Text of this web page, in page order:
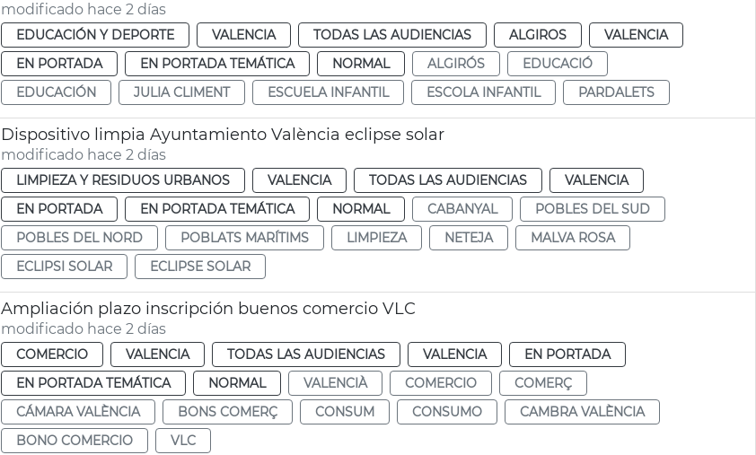
modificado hace 2 días
EDUCACIÓN Y DEPORTE VALENCIA TODAS LAS AUDIENCIAS ALGIROS
VALENCIA
EN PORTADA
EN PORTADA TEMÁTICA NORMAL ALGIRÓS
EDUCACIÓ
EDUCACIÓN
JULIA CLIMENT ESCUELA INFANTIL ESCOLA INFANTIL PARDALETS
Dispositivo limpia Ayuntamiento València eclipse solar
modificado hace 2 días
LIMPIEZA Y RESIDUOS URBANOS VALENCIA TODAS LAS AUDIENCIAS
VALENCIA
EN PORTADA
EN PORTADA TEMÁTICA NORMAL CABANYAL
POBLES DEL SUD
POBLES DEL NORD
POBLATS MARÍTIMS LIMPIEZA NETEJA
MALVA ROSA
ECLIPSI SOLAR
ECLIPSE SOLAR
Ampliación plazo inscripción buenos comercio VLC
modificado hace 2 días
COMERCIO VALENCIA TODAS LAS AUDIENCIAS VALENCIA
EN PORTADA
EN PORTADA TEMÁTICA
NORMAL VALENCIÀ COMERCIO
COMERÇ
CÁMARA VALÈNCIA
BONS COMERÇ CONSUM CONSUMO
CAMBRA VALÈNCIA
BONO COMERCIO
VLC